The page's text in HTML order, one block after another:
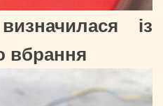
із
вбрання